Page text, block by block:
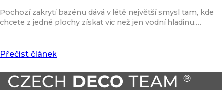
Pochozí zakrytí bazénu dává v létě největší smysl tam, kde
chcete z jedné plochy získat víc než jen vodní hladinu.…
Přečíst článek